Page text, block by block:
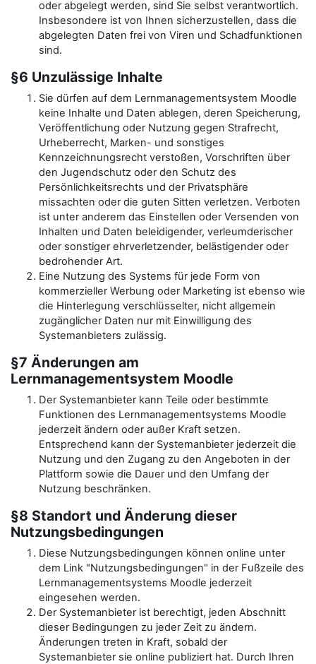
oder abgelegt werden, sind Sie selbst verantwortlich.
Insbesondere ist von Ihnen sicherzustellen, dass die
abgelegten Daten frei von Viren und Schadfunktionen
sind.
§6 Unzulässige Inhalte
Sie dürfen auf dem Lernmanagementsystem Moodle
keine Inhalte und Daten ablegen, deren Speicherung,
Veröffentlichung oder Nutzung gegen Strafrecht,
Urheberrecht, Marken- und sonstiges
Kennzeichnungsrecht verstoßen, Vorschriften über
den Jugendschutz oder den Schutz des
Persönlichkeitsrechts und der Privatsphäre
missachten oder die guten Sitten verletzen. Verboten
ist unter anderem das Einstellen oder Versenden von
Inhalten und Daten beleidigender, verleumderischer
oder sonstiger ehrverletzender, belästigender oder
bedrohender Art.
Eine Nutzung des Systems für jede Form von
kommerzieller Werbung oder Marketing ist ebenso wie
die Hinterlegung verschlüsselter, nicht allgemein
zugänglicher Daten nur mit Einwilligung des
Systemanbieters zulässig.
§7 Änderungen am
Lernmanagementsystem Moodle
Der Systemanbieter kann Teile oder bestimmte
Funktionen des Lernmanagementsystems Moodle
jederzeit ändern oder außer Kraft setzen.
Entsprechend kann der Systemanbieter jederzeit die
Nutzung und den Zugang zu den Angeboten in der
Plattform sowie die Dauer und den Umfang der
Nutzung beschränken.
§8 Standort und Änderung dieser
Nutzungsbedingungen
Diese Nutzungsbedingungen können online unter
dem Link "Nutzungsbedingungen" in der Fußzeile des
Lernmanagementsystems Moodle jederzeit
eingesehen werden.
Der Systemanbieter ist berechtigt, jeden Abschnitt
dieser Bedingungen zu jeder Zeit zu ändern.
Änderungen treten in Kraft, sobald der
Systemanbieter sie online publiziert hat. Durch Ihren